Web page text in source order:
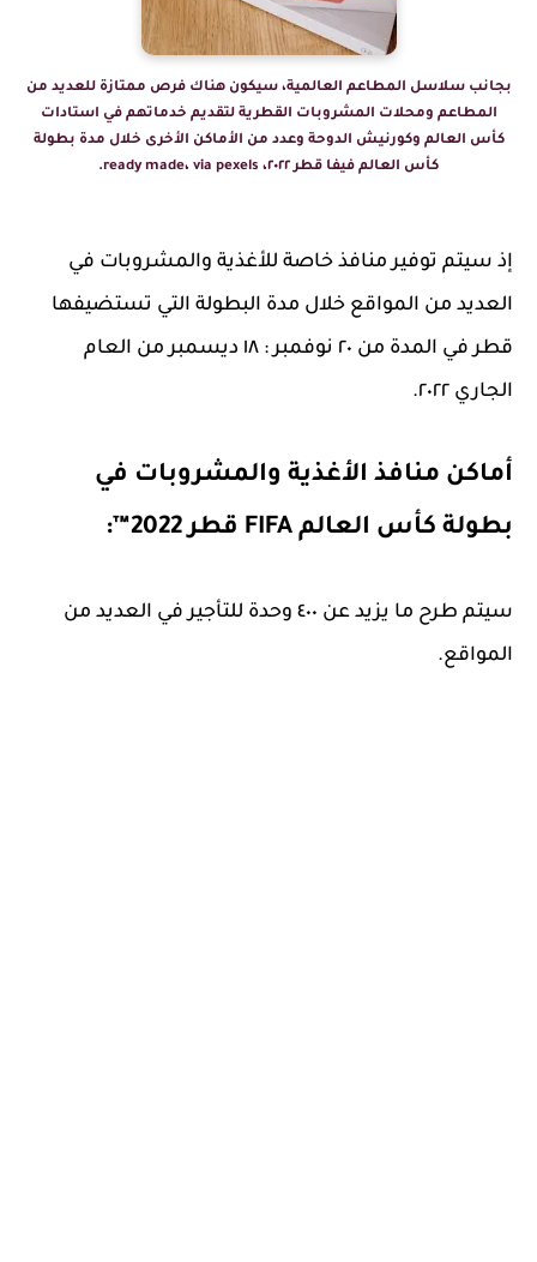
بجانب سلاسل المطاعم العالمية، سيكون هناك فرص ممتازة للعديد من
المطاعم ومحلات المشروبات القطرية لتقديم خدماتهم في استادات
كأس العالم وكورنيش الدوحة وعدد من الأماكن الأخرى خلال مدة بطولة
كأس العالم فيفا قطر ٢٠٢٢، ready made، via pexels.
إذ سيتم توفير منافذ خاصة للأغذية والمشروبات في
العديد من المواقع خلال مدة البطولة التي تستضيفها
قطر في المدة من ٢٠ نوفمبر : ١٨ ديسمبر من العام
الجاري ٢٠٢٢.
أماكن منافذ الأغذية والمشروبات في
بطولة كأس العالم FIFA قطر 2022™:
سيتم طرح ما يزيد عن ٤٠٠ وحدة للتأجير في العديد من
المواقع.